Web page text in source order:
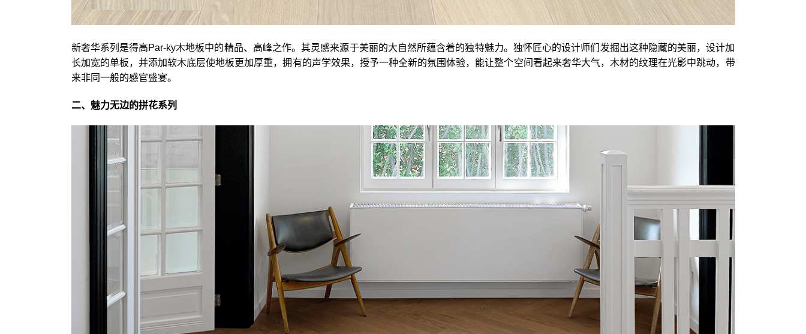
新奢华系列是得高Par-ky木地板中的精品、高峰之作。其灵感来源于美丽的大自然所蕴含着的独特魅力。独怀匠心的设计师们发掘出这种隐藏的美丽，设计加
长加宽的单板，并添加软木底层使地板更加厚重，拥有的声学效果，授予一种全新的氛围体验，能让整个空间看起来奢华大气，木材的纹理在光影中跳动，带
来非同一般的感官盛宴。
二、魅力无边的拼花系列